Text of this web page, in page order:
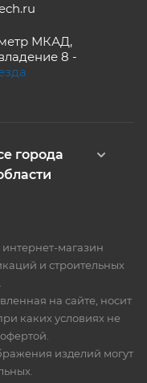
МКАД,
8 -
города
магазин
и строительных
на сайте, носит
каких условиях не
изделий могут